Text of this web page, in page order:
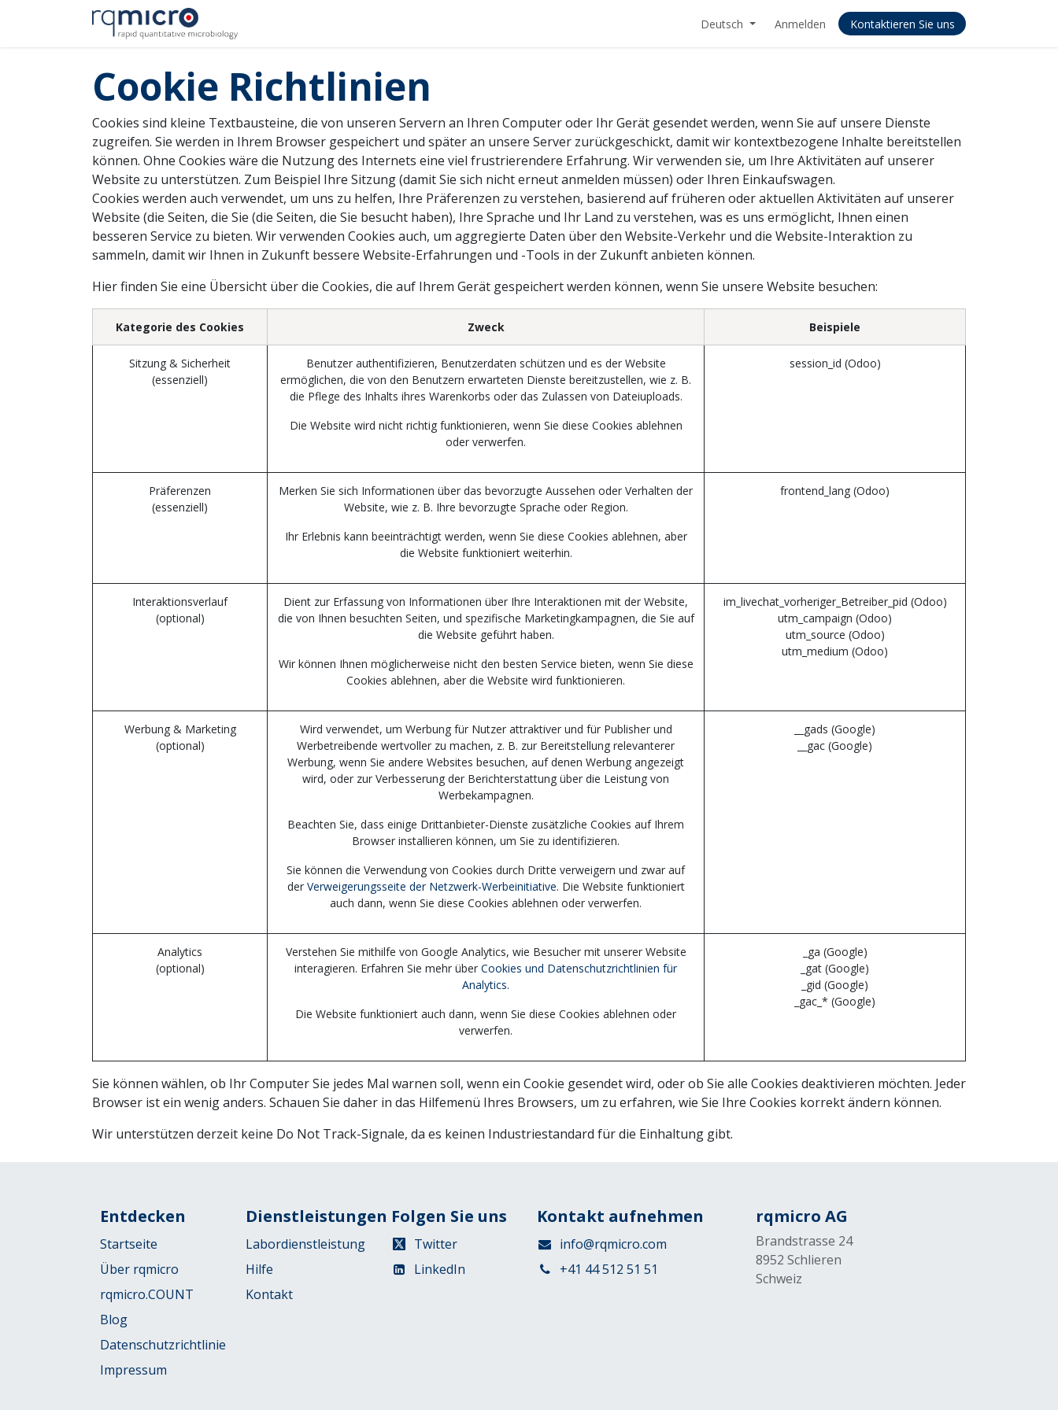
Zum Inhalt springen
Deutsch Anmelden Kontaktieren Sie uns
Cookie Richtlinien
Cookies sind kleine Textbausteine, die von unseren Servern an Ihren Computer oder Ihr Gerät gesendet werden, wenn Sie auf unsere Dienste
zugreifen. Sie werden in Ihrem Browser gespeichert und später an unsere Server zurückgeschickt, damit wir kontextbezogene Inhalte bereitstellen
können. Ohne Cookies wäre die Nutzung des Internets eine viel frustrierendere Erfahrung. Wir verwenden sie, um Ihre Aktivitäten auf unserer
Website zu unterstützen. Zum Beispiel Ihre Sitzung (damit Sie sich nicht erneut anmelden müssen) oder Ihren Einkaufswagen.
Cookies werden auch verwendet, um uns zu helfen, Ihre Präferenzen zu verstehen, basierend auf früheren oder aktuellen Aktivitäten auf unserer
Website (die Seiten, die Sie (die Seiten, die Sie besucht haben), Ihre Sprache und Ihr Land zu verstehen, was es uns ermöglicht, Ihnen einen
besseren Service zu bieten. Wir verwenden Cookies auch, um aggregierte Daten über den Website-Verkehr und die Website-Interaktion zu
sammeln, damit wir Ihnen in Zukunft bessere Website-Erfahrungen und -Tools in der Zukunft anbieten können.
Hier finden Sie eine Übersicht über die Cookies, die auf Ihrem Gerät gespeichert werden können, wenn Sie unsere Website besuchen:
Kategorie des Cookies Zweck Beispiele
Sitzung & Sicherheit
(essenziell)
Benutzer authentifizieren, Benutzerdaten schützen und es der Website
ermöglichen, die von den Benutzern erwarteten Dienste bereitzustellen, wie z. B.
die Pflege des Inhalts ihres Warenkorbs oder das Zulassen von Dateiuploads.
Die Website wird nicht richtig funktionieren, wenn Sie diese Cookies ablehnen
oder verwerfen.
session_id (Odoo)
Präferenzen
(essenziell)
Merken Sie sich Informationen über das bevorzugte Aussehen oder Verhalten der
Website, wie z. B. Ihre bevorzugte Sprache oder Region.
Ihr Erlebnis kann beeinträchtigt werden, wenn Sie diese Cookies ablehnen, aber
die Website funktioniert weiterhin.
frontend_lang (Odoo)
Interaktionsverlauf
(optional)
Dient zur Erfassung von Informationen über Ihre Interaktionen mit der Website,
die von Ihnen besuchten Seiten, und spezifische Marketingkampagnen, die Sie auf
die Website geführt haben.
Wir können Ihnen möglicherweise nicht den besten Service bieten, wenn Sie diese
Cookies ablehnen, aber die Website wird funktionieren.
im_livechat_vorheriger_Betreiber_pid (Odoo)
utm_campaign (Odoo)
utm_source (Odoo)
utm_medium (Odoo)
Werbung & Marketing
(optional)
Wird verwendet, um Werbung für Nutzer attraktiver und für Publisher und
Werbetreibende wertvoller zu machen, z. B. zur Bereitstellung relevanterer
Werbung, wenn Sie andere Websites besuchen, auf denen Werbung angezeigt
wird, oder zur Verbesserung der Berichterstattung über die Leistung von
Werbekampagnen.
Beachten Sie, dass einige Drittanbieter-Dienste zusätzliche Cookies auf Ihrem
Browser installieren können, um Sie zu identifizieren.
Sie können die Verwendung von Cookies durch Dritte verweigern und zwar auf
der Verweigerungsseite der Netzwerk-Werbeinitiative. Die Website funktioniert
auch dann, wenn Sie diese Cookies ablehnen oder verwerfen.
__gads (Google)
__gac (Google)
Analytics
(optional)
Verstehen Sie mithilfe von Google Analytics, wie Besucher mit unserer Website
interagieren. Erfahren Sie mehr über Cookies und Datenschutzrichtlinien für
Analytics.
Die Website funktioniert auch dann, wenn Sie diese Cookies ablehnen oder
verwerfen.
_ga (Google)
_gat (Google)
_gid (Google)
_gac_* (Google)
Sie können wählen, ob Ihr Computer Sie jedes Mal warnen soll, wenn ein Cookie gesendet wird, oder ob Sie alle Cookies deaktivieren möchten. Jeder
Browser ist ein wenig anders. Schauen Sie daher in das Hilfemenü Ihres Browsers, um zu erfahren, wie Sie Ihre Cookies korrekt ändern können.
Wir unterstützen derzeit keine Do Not Track-Signale, da es keinen Industriestandard für die Einhaltung gibt.
Entdecken
Startseite
Über rqmicro
rqmicro.COUNT
Blog
Datenschutzrichtlinie
Impressum
Dienstleistungen
Labordienstleistung
Hilfe
Kontakt
Kontakt aufnehmen
info@rqmicro.com
+41 44 512 51 51
Folgen Sie uns
Twitter
LinkedIn
rqmicro AG
Brandstrasse 24
8952 Schlieren
Schweiz